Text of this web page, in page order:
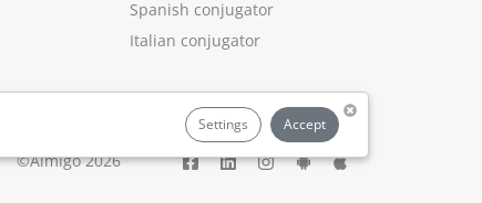
Settings Accept
Spanish conjugator
Italian conjugator
©Aimigo 2026